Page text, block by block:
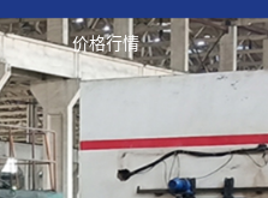
价格行情